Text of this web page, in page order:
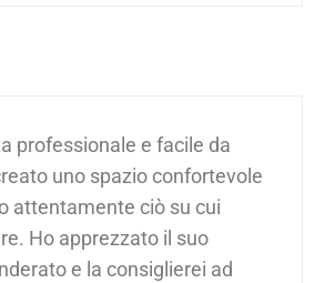
professionale e facile da
uno spazio confortevole
attentamente ciò su cui
Ho apprezzato il suo
e la consiglierei ad